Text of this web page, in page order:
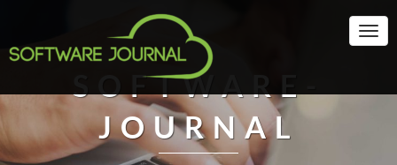
SOFTWARE-
JOURNAL